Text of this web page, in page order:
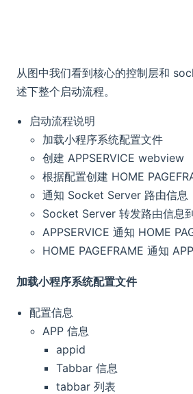
从图中我们看到核心的控制层和
述下整个启动流程。
启动流程说明
加载小程序系统配置文件
创建 APPSERVICE webview
根据配置创建 HOME
通知 Socket Server 路由信息
Socket Server 转发路由信息
APPSERVICE 通知 HOME
HOME PAGEFRAME 通知
加载小程序系统配置文件
配置信息
APP 信息
appid
Tabbar 信息
tabbar 列表